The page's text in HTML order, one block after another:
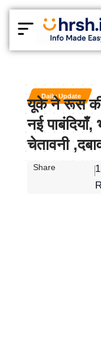
Daily Update
यूके ने रूस की
नई
चेतावनी
Share